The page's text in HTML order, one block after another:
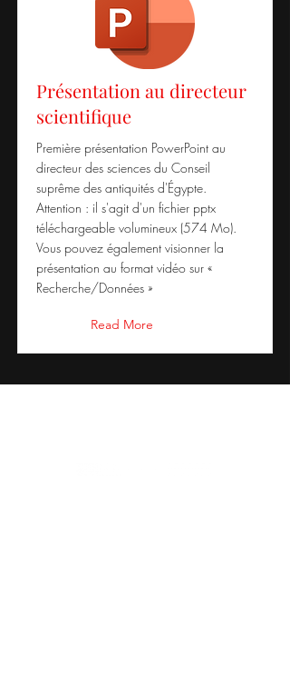
Présentation au directeur
scientifique
Première présentation PowerPoint au
directeur des sciences du Conseil
suprême des antiquités d'Égypte.
Attention : il s'agit d'un fichier pptx
téléchargeable volumineux (574 Mo).
Vous pouvez également visionner la
présentation au format vidéo sur «
Recherche/Données »
Read More